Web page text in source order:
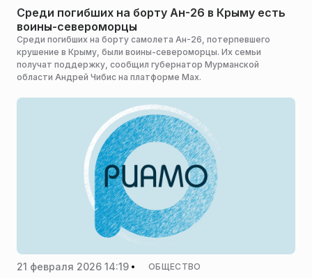
Среди погибших на борту Ан-26 в Крыму есть
воины-североморцы
Среди погибших на борту самолета Ан-26, потерпевшего
крушение в Крыму, были воины-североморцы. Их семьи
получат поддержку, сообщил губернатор Мурманской
области Андрей Чибис на платформе Мах.
21 февраля 2026 14:19 ОБЩЕСТВО